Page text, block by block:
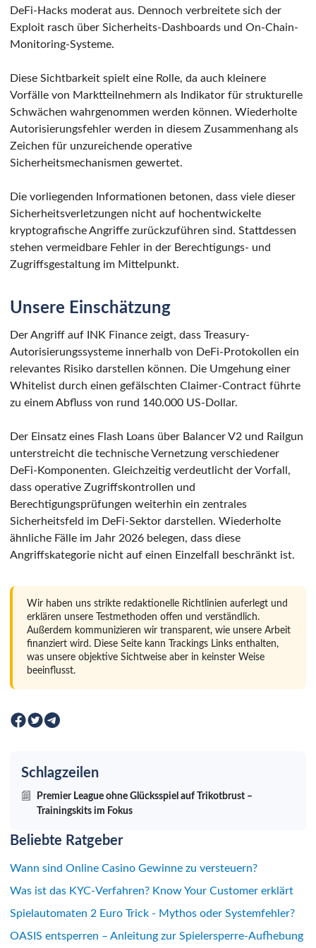
DeFi-Hacks moderat aus. Dennoch verbreitete sich der
Exploit rasch über Sicherheits-Dashboards und On-Chain-
Monitoring-Systeme.
Diese Sichtbarkeit spielt eine Rolle, da auch kleinere
Vorfälle von Marktteilnehmern als Indikator für strukturelle
Schwächen wahrgenommen werden können. Wiederholte
Autorisierungsfehler werden in diesem Zusammenhang als
Zeichen für unzureichende operative
Sicherheitsmechanismen gewertet.
Die vorliegenden Informationen betonen, dass viele dieser
Sicherheitsverletzungen nicht auf hochentwickelte
kryptografische Angriffe zurückzuführen sind. Stattdessen
stehen vermeidbare Fehler in der Berechtigungs- und
Zugriffsgestaltung im Mittelpunkt.
Unsere Einschätzung
Der Angriff auf INK Finance zeigt, dass Treasury-
Autorisierungssysteme innerhalb von DeFi-Protokollen ein
relevantes Risiko darstellen können. Die Umgehung einer
Whitelist durch einen gefälschten Claimer-Contract führte
zu einem Abfluss von rund 140.000 US-Dollar.
Der Einsatz eines Flash Loans über Balancer V2 und Railgun
unterstreicht die technische Vernetzung verschiedener
DeFi-Komponenten. Gleichzeitig verdeutlicht der Vorfall,
dass operative Zugriffskontrollen und
Berechtigungsprüfungen weiterhin ein zentrales
Sicherheitsfeld im DeFi-Sektor darstellen. Wiederholte
ähnliche Fälle im Jahr 2026 belegen, dass diese
Angriffskategorie nicht auf einen Einzelfall beschränkt ist.
Wir haben uns strikte redaktionelle Richtlinien auferlegt und
erklären unsere Testmethoden offen und verständlich.
Außerdem kommunizieren wir transparent, wie unsere Arbeit
finanziert wird. Diese Seite kann Trackings Links enthalten,
was unsere objektive Sichtweise aber in keinster Weise
beeinflusst.
Schlagzeilen
Premier League ohne Glücksspiel auf Trikotbrust –
Trainingskits im Fokus
Beliebte Ratgeber
Wann sind Online Casino Gewinne zu versteuern?
Was ist das KYC-Verfahren? Know Your Customer erklärt
Spielautomaten 2 Euro Trick - Mythos oder Systemfehler?
OASIS entsperren – Anleitung zur Spielersperre-Aufhebung